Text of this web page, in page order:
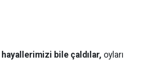
hayallerimizi bile çaldılar, oyları